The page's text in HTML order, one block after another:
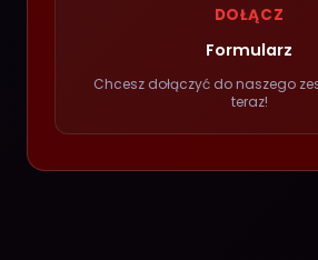
DOŁĄCZ
Formularz
Chcesz dołączyć do naszego
teraz!